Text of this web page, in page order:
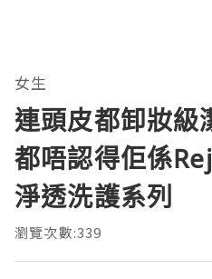
女生
連頭皮都卸妝級
都唔認得佢係
淨透洗護系列
瀏覽次數:339